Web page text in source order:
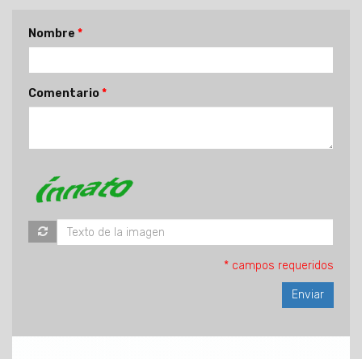
Nombre
Comentario
* campos requeridos